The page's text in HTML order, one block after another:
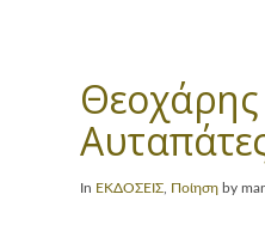
In ΕΚΔΟΣΕΙΣ Ποίηση by